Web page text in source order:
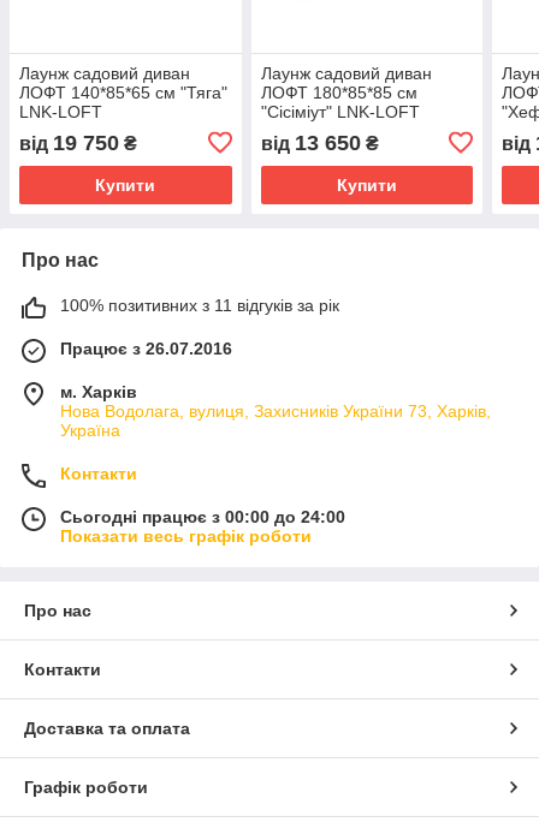
Лаунж садовий диван
ЛОФТ 140*85*65 см "Тяга"
LNK-LOFT
від 19 750 ₴
Купити
Лаунж садовий диван
ЛОФТ 180*85*85 см
"Сісіміут" LNK-LOFT
від 13 650₴
Купити
від
Про нас
100% позитивних з 11 відгуків за рік
Працює з 26.07.2016
м. Харків
Нова Водолага, вулиця, Захисників України 73, Харків,
Україна
Контакти
Сьогодні працює з 00:00 до 24:00
Показати весь графік роботи
Про нас
Контакти
Доставка та оплата
Графік роботи